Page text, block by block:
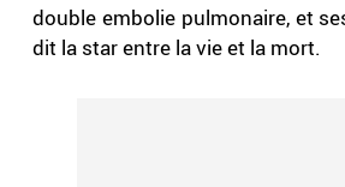
double embolie pulmonaire, et
dit la star entre la vie et la mort.